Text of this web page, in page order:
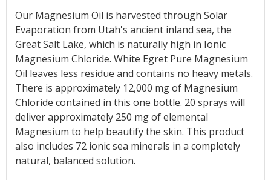
Our Magnesium Oil is harvested through Solar
Evaporation from Utah's ancient inland sea, the
Great Salt Lake, which is naturally high in Ionic
Magnesium Chloride. White Egret Pure Magnesium
Oil leaves less residue and contains no heavy metals.
There is approximately 12,000 mg of Magnesium
Chloride contained in this one bottle. 20 sprays will
deliver approximately 250 mg of elemental
Magnesium to help beautify the skin. This product
also includes 72 ionic sea minerals in a completely
natural, balanced solution.